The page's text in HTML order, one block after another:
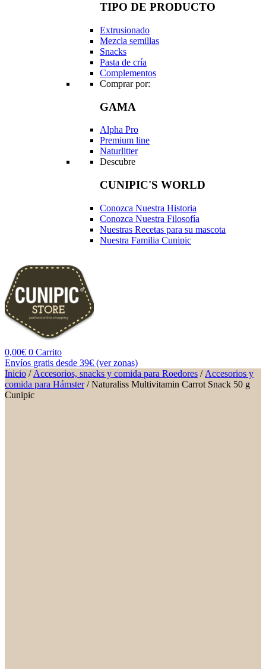
TIPO DE PRODUCTO
Extrusionado
Mezcla semillas
Snacks
Pasta de cría
Complementos
Comprar por:
GAMA
Alpha Pro
Premium line
Naturlitter
Descubre
CUNIPIC'S WORLD
Conozca Nuestra Historia
Conozca Nuestra Filosofía
Nuestras Recetas para su mascota
Nuestra Familia Cunipic
0,00€ 0 Carrito
Envíos gratis desde 39€ (ver zonas)
Inicio / Accesorios, snacks y comida para Roedores / Accesorios y
comida para Hámster/ Naturaliss Multivitamin Carrot Snack 50 g
Cunipic